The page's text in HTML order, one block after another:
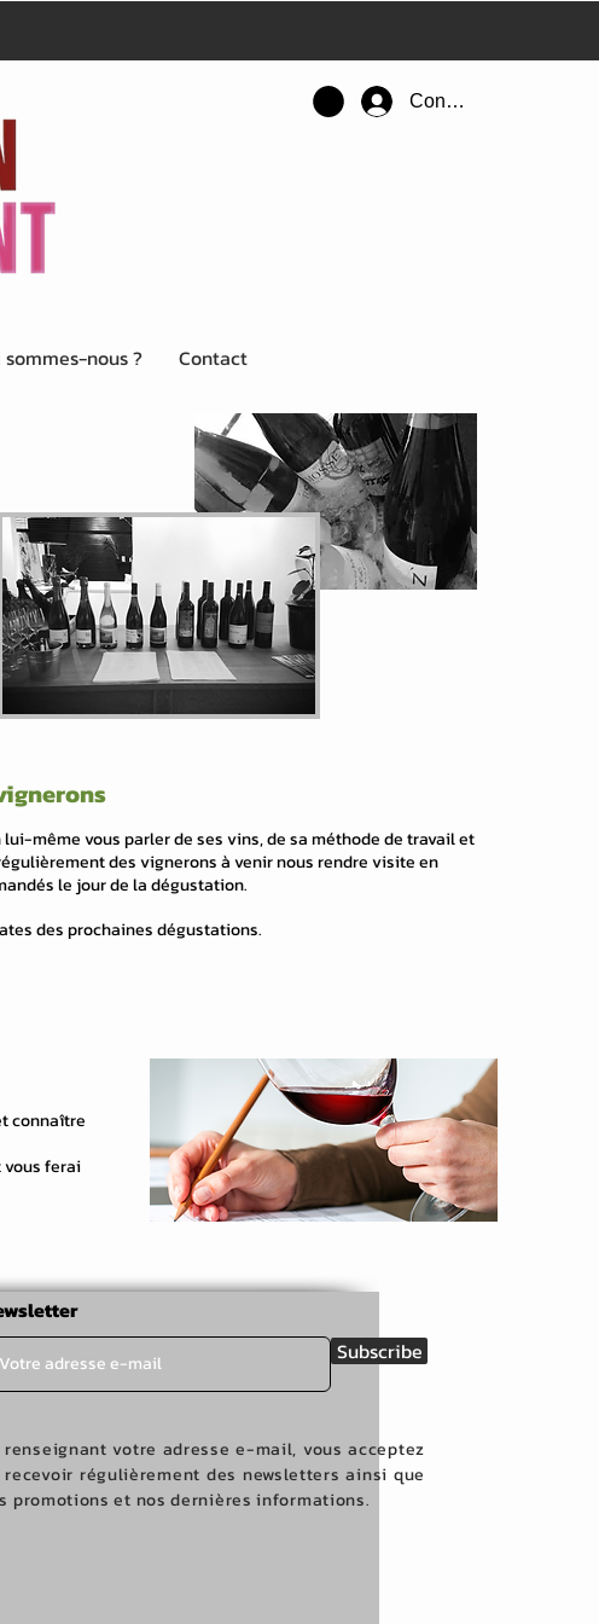
Connexion
sommes-nous ? Contact
même vous parler de ses vins, de sa méthode de travail et
des vignerons à venir nous rendre visite en
le jour de la dégustation.
des prochaines dégustations.
connaître
vous ferai
Subscribe
renseignant votre adresse e-mail, vous acceptez
recevoir régulièrement des newsletters ainsi que
promotions et nos dernières informations.